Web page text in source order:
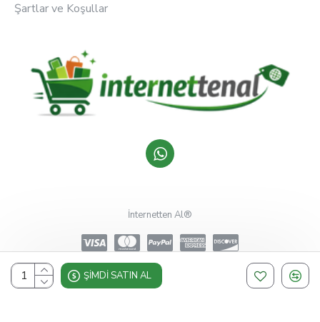
ŞIMDI SATIN AL
Şartlar ve Koşullar
İnternetten Al®
Design, Hosting & Support By Shopgez.com